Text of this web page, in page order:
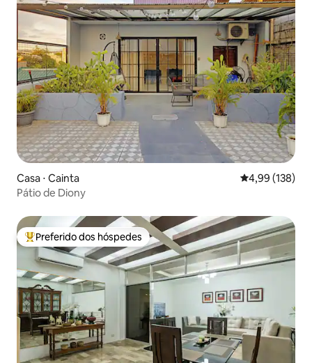
Casa ⋅ Cainta 4,99 de uma
4,99 (138)
Pátio de Diony
Entre os melhores preferidos dos hóspedes
Preferido dos hóspedes